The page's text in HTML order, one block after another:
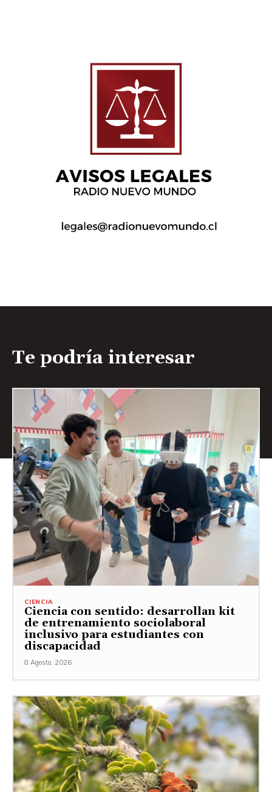
Te podría interesar
CIENCIA
Ciencia con sentido: desarrollan kit
de entrenamiento sociolaboral
inclusivo para estudiantes con
discapacidad
8 Agosto, 2026